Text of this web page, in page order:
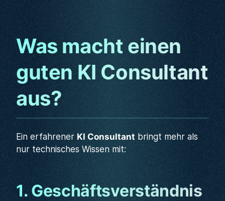
Was macht einen
guten KI Consultant
aus?
Ein erfahrener KI Consultant bringt mehr als
nur technisches Wissen mit:
1. Geschäftsverständnis